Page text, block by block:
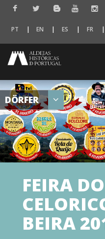
PT EN ES FR
DÖRFER
FEIRA
BEIRA